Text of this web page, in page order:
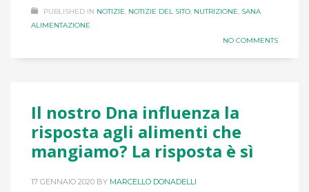
PUBLISHED IN NOTIZIE, NOTIZIE DEL SITO, NUTRIZIONE, SANA
ALIMENTAZIONE
NO COMMENTS
Il nostro Dna influenza la
risposta agli alimenti che
mangiamo? La risposta è sì
17 GENNAIO 2020 BY MARCELLO DONADELLI